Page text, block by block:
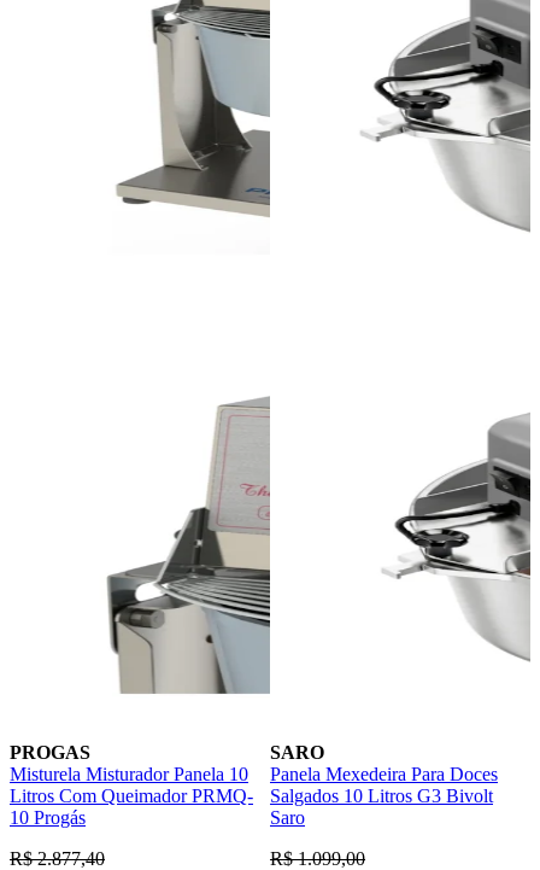
PROGAS
Misturela Misturador Panela 10
Litros Com Queimador PRMQ-
10 Progás
R$ 2.877,40
SARO
Panela Mexedeira Para Doces
Salgados 10 Litros G3 Bivolt
Saro
R$ 1.099,00